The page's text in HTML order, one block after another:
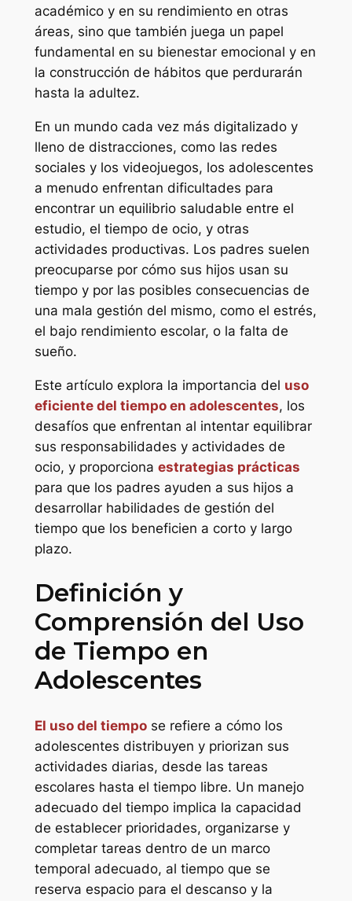
académico y en su rendimiento en otras
áreas, sino que también juega un papel
fundamental en su bienestar emocional y en
la construcción de hábitos que perdurarán
hasta la adultez.
En un mundo cada vez más digitalizado y
lleno de distracciones, como las redes
sociales y los videojuegos, los adolescentes
a menudo enfrentan dificultades para
encontrar un equilibrio saludable entre el
estudio, el tiempo de ocio, y otras
actividades productivas. Los padres suelen
preocuparse por cómo sus hijos usan su
tiempo y por las posibles consecuencias de
una mala gestión del mismo, como el estrés,
el bajo rendimiento escolar, o la falta de
sueño.
Este artículo explora la importancia del uso
eficiente del tiempo en adolescentes, los
desafíos que enfrentan al intentar equilibrar
sus responsabilidades y actividades de
ocio, y proporciona estrategias prácticas
para que los padres ayuden a sus hijos a
desarrollar habilidades de gestión del
tiempo que los beneficien a corto y largo
plazo.
Definición y
Comprensión del Uso
de Tiempo en
Adolescentes
El uso del tiempose refiere a cómo los
adolescentes distribuyen y priorizan sus
actividades diarias, desde las tareas
escolares hasta el tiempo libre. Un manejo
adecuado del tiempo implica la capacidad
de establecer prioridades, organizarse y
completar tareas dentro de un marco
temporal adecuado, al tiempo que se
reserva espacio para el descanso y la